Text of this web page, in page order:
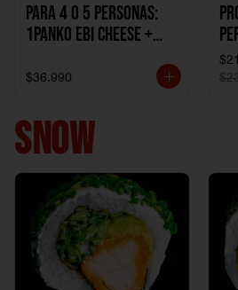
Para 4 o 5 personas:
1Panko Ebi Cheese +
Sake + 1Avocado Beto
1Katzu de Pollo
$36.990
SNOW